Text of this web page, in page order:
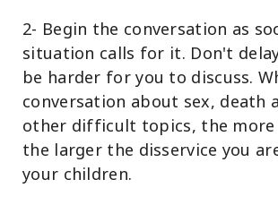
2- Begin the conversation as
situation calls for it. Don't
be harder for you to discuss.
conversation about sex, death
other difficult topics, the
the larger the disservice you
your children.